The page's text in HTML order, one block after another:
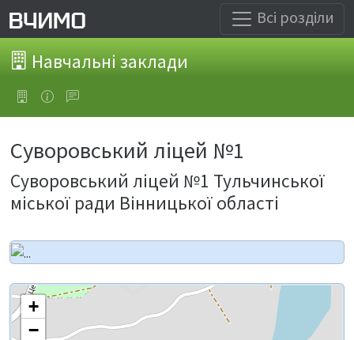
Всі розділи
Навчальні заклади
Суворовський ліцей №1
Суворовський ліцей №1 Тульчинської
міської ради Вінницької області
+
−